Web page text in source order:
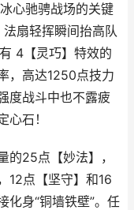
心驰骋战场的关键
扇轻挥瞬间抬高队
4【灵巧】特效的
，高达1250点技力
度战斗中也不露疲
心石！
的25点【妙法】，
12点【坚守】和16
化身“铜墙铁壁”。任